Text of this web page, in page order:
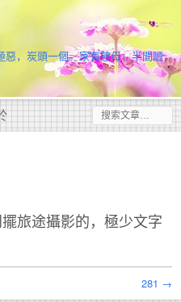
惡，炭頭一個。家有慈母，半間陋
旅途攝影的，極少文字
281 →